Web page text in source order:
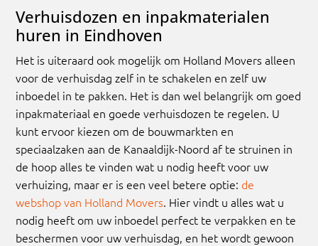
Verhuisdozen en inpakmaterialen
huren in Eindhoven
Het is uiteraard ook mogelijk om Holland Movers alleen
voor de verhuisdag zelf in te schakelen en zelf uw
inboedel in te pakken. Het is dan wel belangrijk om goed
inpakmateriaal en goede verhuisdozen te regelen. U
kunt ervoor kiezen om de bouwmarkten en
speciaalzaken aan de Kanaaldijk-Noord af te struinen in
de hoop alles te vinden wat u nodig heeft voor uw
verhuizing, maar er is een veel betere optie: de
webshop van Holland Movers. Hier vindt u alles wat u
nodig heeft om uw inboedel perfect te verpakken en te
beschermen voor uw verhuisdag, en het wordt gewoon